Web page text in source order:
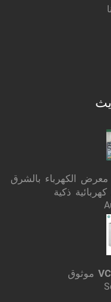
الكهرباء بالشرق
ذكية